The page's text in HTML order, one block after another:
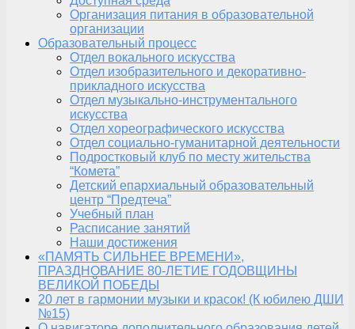
Организация питания в образовательной
организации
Образовательный процесс
Отдел вокального искусства
Отдел изобразительного и декоративно-
прикладного искусства
Отдел музыкально-инструментального
искусства
Отдел хореографического искусства
Отдел социально-гуманитарной деятельности
Подростковый клуб по месту жительства
“Комета”
Детский епархиальный образовательный
центр “Предтеча”
Учебный план
Расписание занятий
Наши достижения
«ПАМЯТЬ СИЛЬНЕЕ ВРЕМЕНИ»,
ПРАЗДНОВАНИЕ 80-ЛЕТИЕ ГОДОВЩИНЫ
ВЕЛИКОЙ ПОБЕДЫ
20 лет в гармонии музыки и красок! (К юбилею ДШИ
№15)